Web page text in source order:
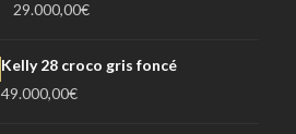
29.000,00€
Kelly 28 croco gris foncé
49.000,00€